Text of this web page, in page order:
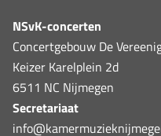
NSvK-concerten
Concertgebouw De
Keizer Karelplein 2d
6511 NC Nijmegen
Secretariaat